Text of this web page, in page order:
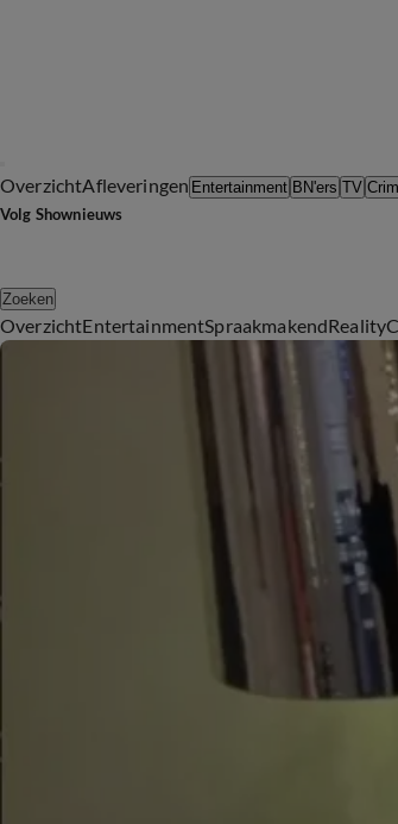
OverzichtAfleveringen Entertainment BN'ers TV
Volg Shownieuws
Zoeken
OverzichtEntertainmentSpraakmakendReality